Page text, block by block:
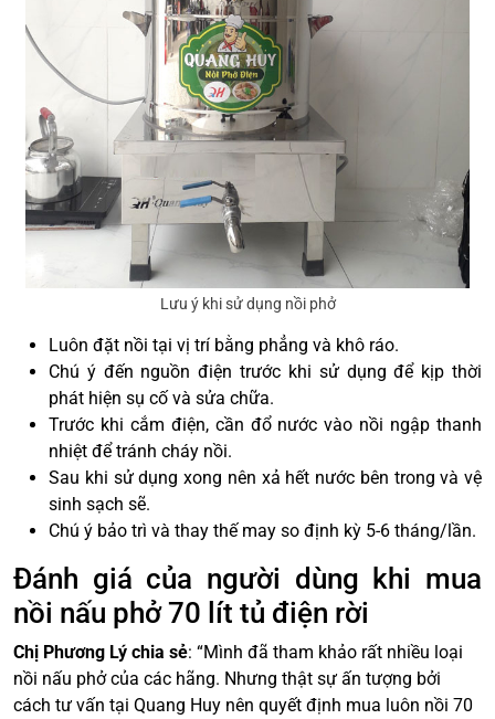
Lưu ý khi sử dụng nồi phở
Luôn đặt nồi tại vị trí bằng phẳng và khô ráo.
Chú ý đến nguồn điện trước khi sử dụng để kịp thời
phát hiện sụ cố và sửa chữa.
Trước khi cắm điện, cần đổ nước vào nồi ngập thanh
nhiệt để tránh cháy nồi.
Sau khi sử dụng xong nên xả hết nước bên trong và vệ
sinh sạch sẽ.
Chú ý bảo trì và thay thế may so định kỳ 5-6 tháng/lần.
Đánh giá của người dùng khi mua
nồi nấu phở 70 lít tủ điện rời
Chị Phương Lý chia sẻ: “Mình đã tham khảo rất nhiều loại
nồi nấu phở của các hãng. Nhưng thật sự ấn tượng bởi
cách tư vấn tại Quang Huy nên quyết định mua luôn nồi 70